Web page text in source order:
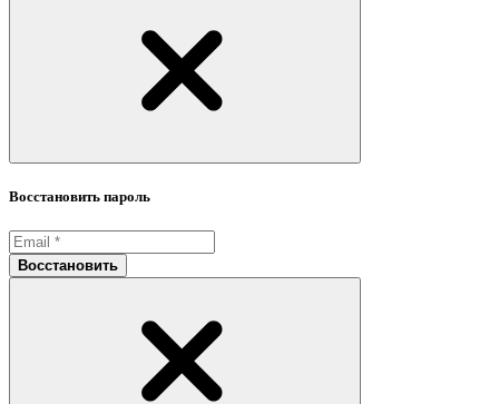
Восстановить пароль
Восстановить